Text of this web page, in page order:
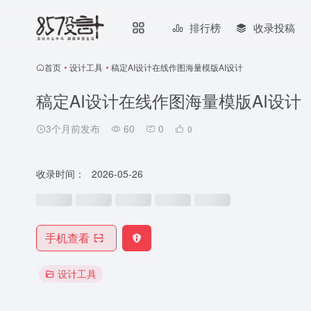
排行榜 收录投稿
首页 • 设计工具 • 稿定AI设计在线作图海量模版AI设计
稿定AI设计在线作图海量模版AI设计
3个月前发布 60 0 0
收录时间： 2026-05-26
手机查看
设计工具